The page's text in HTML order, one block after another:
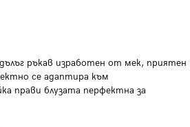
дълъг ръкав изработен от мек, приятен
се адаптира към
прави блузата перфектна за